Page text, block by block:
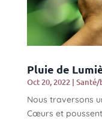
Pluie de
Oct 20, 2022| Santé/
Nous traversons
Cœurs et